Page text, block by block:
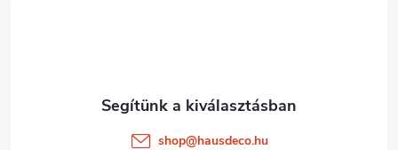
shop@hausdeco.hu